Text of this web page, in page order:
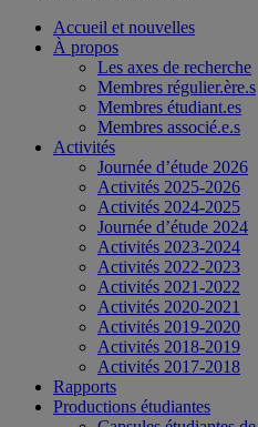
Accueil et nouvelles
À propos
Les axes de recherche
Membres régulier.ère.s
Membres étudiant.es
Membres associé.e.s
Activités
Journée d’étude 2026
Activités 2025-2026
Activités 2024-2025
Journée d’étude 2024
Activités 2023-2024
Activités 2022-2023
Activités 2021-2022
Activités 2020-2021
Activités 2019-2020
Activités 2018-2019
Activités 2017-2018
Rapports
Productions étudiantes